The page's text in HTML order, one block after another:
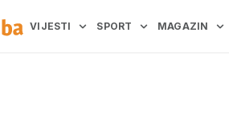
VIJESTI SPORT MAGAZIN